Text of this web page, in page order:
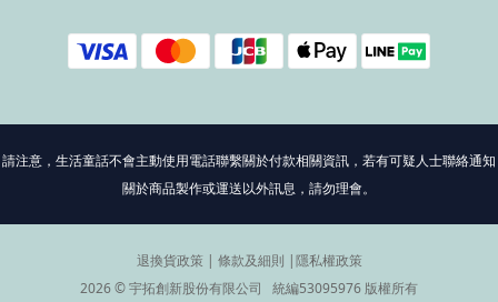
請注意，生活童話不會主動使用電話聯繫關於付款相關資訊，若有可疑人士聯絡通知
關於商品製作或運送以外訊息，請勿理會。
退換貨政策| 條款及細則 |隱私權政策
2026 © 宇拓創新股份有限公司 統編53095976 版權所有